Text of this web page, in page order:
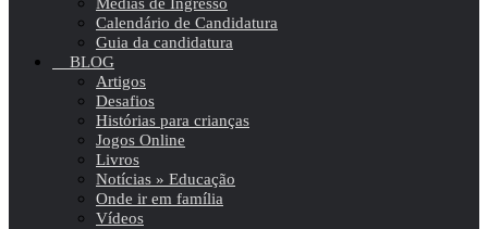
Calendário de Candidatura
Guia da candidatura
BLOG
Artigos
Desafios
Histórias para crianças
Jogos Online
Livros
Notícias » Educação
Onde ir em família
Vídeos